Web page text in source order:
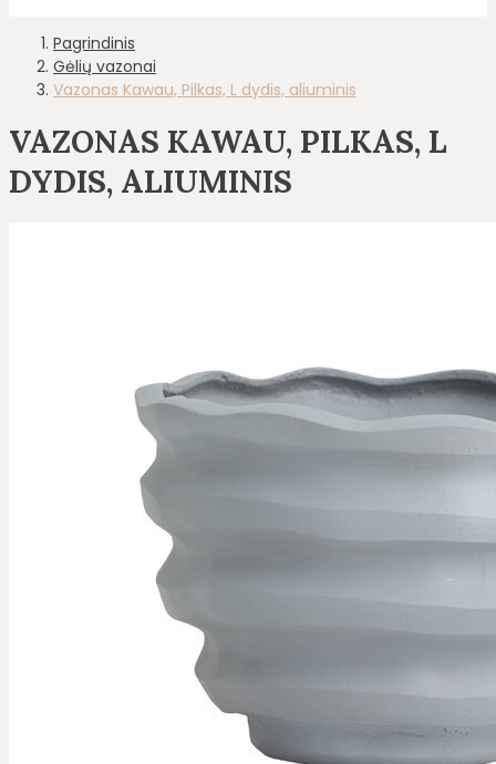
Pagrindinis
Gėlių vazonai
Vazonas Kawau, Pilkas, L dydis, aliuminis
VAZONAS KAWAU, PILKAS, L
DYDIS, ALIUMINIS